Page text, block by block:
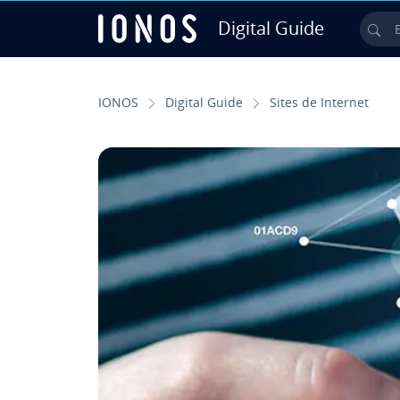
Digital Guide
IONOS Digital Guide Sites de Internet